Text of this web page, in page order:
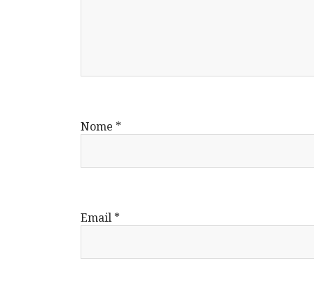
Nome *
Email *